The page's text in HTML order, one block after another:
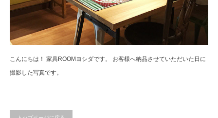
こんにちは！ 家具ROOMヨシダです。 お客様へ納品させていただいた日に
撮影した写真です。